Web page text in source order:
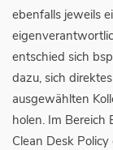
ebenfalls jeweils
entschied sich
dazu, sich
ausgewählten
holen. Im Bereich
Clean Desk